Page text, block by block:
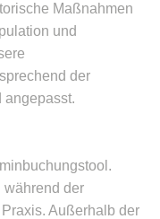
Maßnahmen
und
der
angepasst.
während der
Außerhalb der